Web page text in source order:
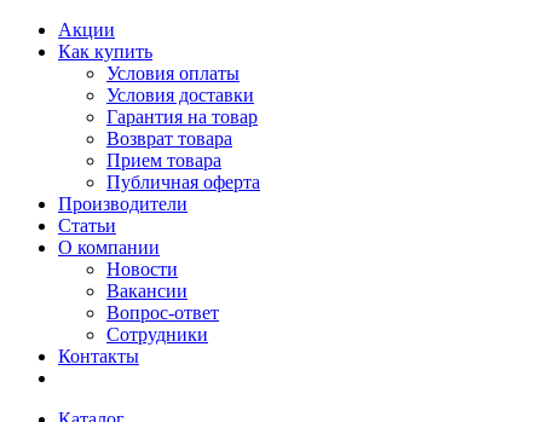
Акции
Как купить
Условия оплаты
Условия доставки
Гарантия на товар
Возврат товара
Прием товара
Публичная оферта
Производители
Статьи
О компании
Новости
Вакансии
Вопрос-ответ
Сотрудники
Контакты